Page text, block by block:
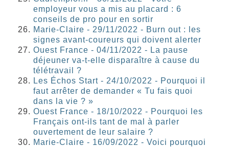
employeur vous a mis au placard : 6
conseils de pro pour en sortir
Marie-Claire - 29/11/2022 - Burn out : les
signes avant-coureurs qui doivent alerter
Ouest France - 04/11/2022 - La pause
déjeuner va-t-elle disparaître à cause du
télétravail ?
Les Échos Start - 24/10/2022 - Pourquoi il
faut arrêter de demander « Tu fais quoi
dans la vie ? »
Ouest France - 18/10/2022 - Pourquoi les
Français ont-ils tant de mal à parler
ouvertement de leur salaire ?
Marie-Claire - 16/09/2022 - Voici pourquoi